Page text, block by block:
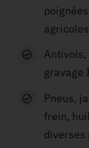
Antivols,
gravage
Pneus,
frein,
diverses